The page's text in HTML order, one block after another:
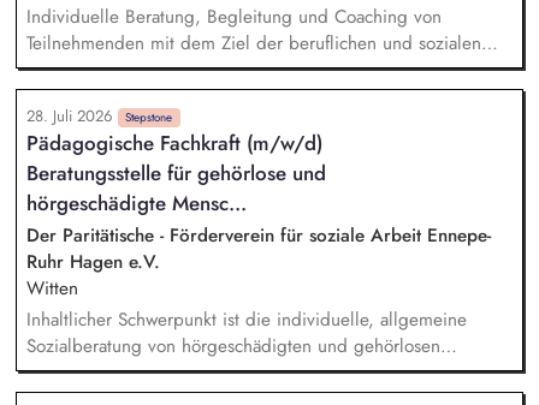
Individuelle Beratung, Begleitung und Coaching von
Teilnehmenden mit dem Ziel der beruflichen und sozialen
Integration. Durchführung von Potenzial- und
Kompetenzanalysen sowie Erstellung und Umsetzung
individueller Förder- und Integrationspläne. Unterstützung bei
der beruflichen Orientierung, Stellensuche, Erstellung von
Bewerbungsunterlagen und Vermittlung in Ausbildung oder
Arbeit. Planung, Durchführung und Nachbereitung von
Einzelcoachings, Gruppenangeboten und Seminaren zu
arbeitsmarkt- und berufsbezogenen Themen. Beratung in
persönlichen und sozialen Problemlagen sowie
Krisenintervention und Vermittlung an geeignete
Netzwerkpartner.
28. Juli 2026 Stepstone
Pädagogische Fachkraft (m/w/d)
Beratungsstelle für gehörlose und
hörgeschädigte Mensc...
Der Paritätische - Förderverein für soziale Arbeit Ennepe-
Ruhr Hagen e.V.
Witten
Inhaltlicher Schwerpunkt ist die individuelle, allgemeine
Sozialberatung von hörgeschädigten und gehörlosen
Menschen im Ennepe-Ruhr-Kreis zu Fragen aus allen
relevanten Lebensbereichen, wie z. B. Sicherung des